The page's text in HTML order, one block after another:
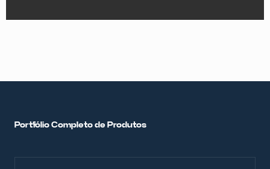
Portfólio Completo de Produtos